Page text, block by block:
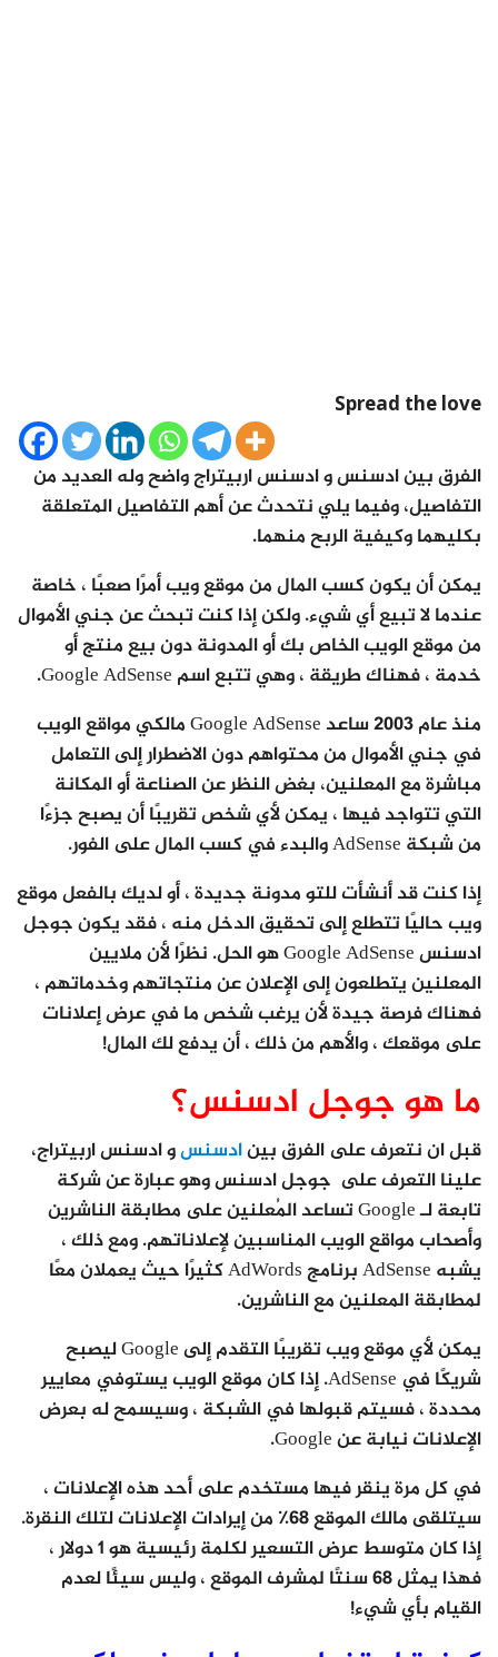
Spread the love
الفرق بين ادسنس و ادسنس اربيتراج واضح وله العديد من
التفاصيل، وفيما يلي نتحدث عن أهم التفاصيل المتعلقة
بكليهما وكيفية الربح منهما.
يمكن أن يكون كسب المال من موقع ويب أمرًا صعبًا ، خاصة
عندما لا تبيع أي شيء. ولكن إذا كنت تبحث عن جني الأموال
من موقع الويب الخاص بك أو المدونة دون بيع منتج أو
خدمة ، فهناك طريقة ، وهي تتبع اسم Google AdSense.
منذ عام 2003 ساعد Google AdSense مالكي مواقع الويب
في جني الأموال من محتواهم دون الاضطرار إلى التعامل
مباشرة مع المعلنين، بغض النظر عن الصناعة أو المكانة
التي تتواجد فيها ، يمكن لأي شخص تقريبًا أن يصبح جزءًا
من شبكة AdSense والبدء في كسب المال على الفور.
إذا كنت قد أنشأت للتو مدونة جديدة ، أو لديك بالفعل موقع
ويب حاليًا تتطلع إلى تحقيق الدخل منه ، فقد يكون جوجل
ادسنس Google AdSense هو الحل. نظرًا لأن ملايين
المعلنين يتطلعون إلى الإعلان عن منتجاتهم وخدماتهم ،
فهناك فرصة جيدة لأن يرغب شخص ما في عرض إعلانات
على موقعك ، والأهم من ذلك ، أن يدفع لك المال!
ما هو جوجل ادسنس؟
قبل ان نتعرف على الفرق بينادسنسو ادسنس اربيتراج،
علينا التعرف على جوجل ادسنس وهو عبارة عن شركة
تابعة لـ Google تساعد المُعلنين على مطابقة الناشرين
وأصحاب مواقع الويب المناسبين لإعلاناتهم. ومع ذلك ،
يشبه AdSense برنامج AdWords كثيرًا حيث يعملان معًا
لمطابقة المعلنين مع الناشرين.
يمكن لأي موقع ويب تقريبًا التقدم إلى Google ليصبح
شريكًا في AdSense. إذا كان موقع الويب يستوفي معايير
محددة ، فسيتم قبولها في الشبكة ، وسيسمح له بعرض
الإعلانات نيابة عن Google.
في كل مرة ينقر فيها مستخدم على أحد هذه الإعلانات ،
سيتلقى مالك الموقع 68٪ من إيرادات الإعلانات لتلك النقرة.
إذا كان متوسط ​​عرض التسعير لكلمة رئيسية هو 1 دولار ،
فهذا يمثل 68 سنتًا لمشرف الموقع ، وليس سيئًا لعدم
القيام بأي شيء!